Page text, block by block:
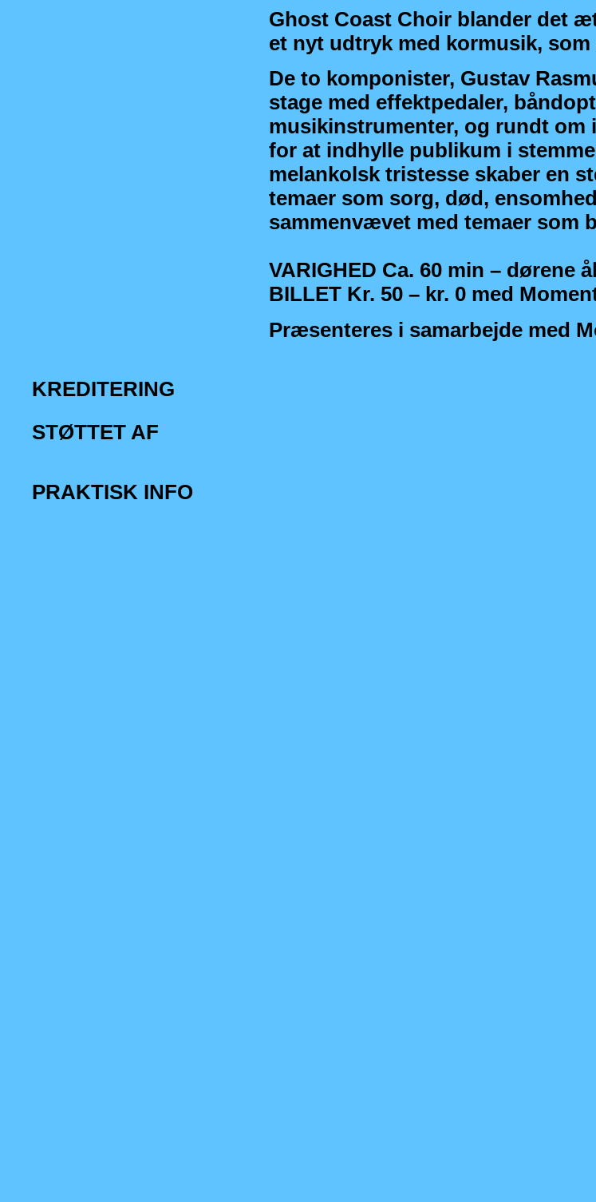
Ghost Coast Choir blander det
et nyt udtryk med kormusik,
De to komponister, Gustav
stage med effektpedaler,
musikinstrumenter, og rundt om
for at indhylle publikum i
melankolsk tristesse skaber en
temaer som sorg, død,
sammenvævet med temaer som
VARIGHED Ca. 60 min – dørene
BILLET Kr. 50 – kr. 0 med
Præsenteres i samarbejde med
KREDITERING
STØTTET AF
PRAKTISK INFO